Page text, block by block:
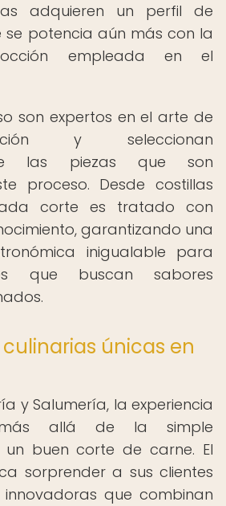
adquieren un perfil de
se potencia aún más con la
empleada en el
son expertos en el arte de
y seleccionan
las piezas que son
proceso. Desde costillas
corte es tratado con
garantizando una
inigualable para
que buscan sabores
culinarias únicas en
y Salumería, la experiencia
allá de la simple
buen corte de carne. El
sorprender a sus clientes
que combinan